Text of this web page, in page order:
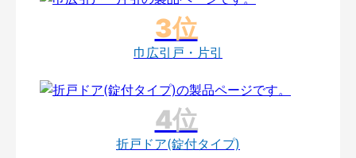
巾広引戸・片引
折戸ドア(錠付タイプ)